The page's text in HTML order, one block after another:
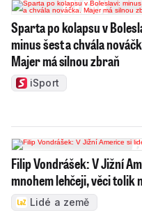
Sparta po kolapsu v
minus šest a chvála
Majer má silnou zbraň
iSport
Filip Vondrášek: V Jižní
mnohem lehčeji, věci tolik
Lidé a země